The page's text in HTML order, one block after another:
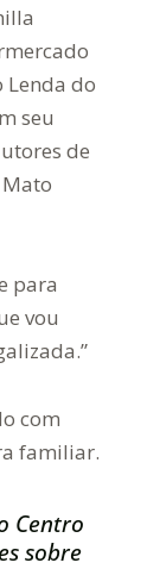
Lenda do
seu
de
para
vou
com
familiar.
Centro
sobre